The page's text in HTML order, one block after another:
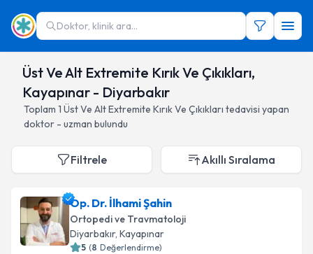
Doktor, klinik ara...
Üst Ve Alt Extremite Kırık Ve Çıkıkları,
Kayapınar - Diyarbakır
Toplam 1 Üst Ve Alt Extremite Kırık Ve Çıkıkları tedavisi yapan
doktor - uzman bulundu
Filtrele Akıllı Sıralama
Op. Dr. İlhami Şahin
Ortopedi ve Travmatoloji
Diyarbakır, Kayapınar
5 (8 Değerlendirme)